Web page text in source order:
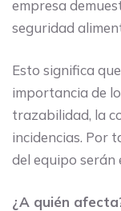
empresa
seguridad
Esto significa
importancia de
trazabilidad, la
incidencias. Por
del equipo serán
¿A quién